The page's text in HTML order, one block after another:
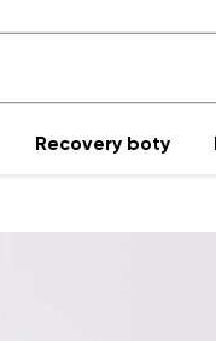
Recovery boty